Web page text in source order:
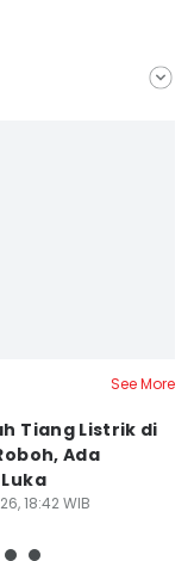
See More
Tiang Listrik di
Ada
18:42 WIB